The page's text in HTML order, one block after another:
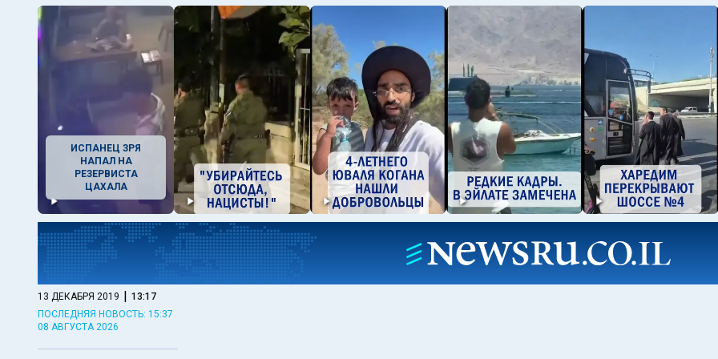
ИСПАНЕЦ ЗРЯ
НАПАЛ НА
РЕЗЕРВИСТА
ЦАХАЛА
13 ДЕКАБРЯ 2019 | 13:17
ПОСЛЕДНЯЯ НОВОСТЬ: 15:37
08 АВГУСТА 2026